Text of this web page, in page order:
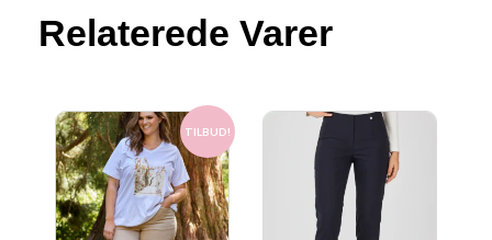
Relaterede Varer
TILBUD!
Den
oprindelige
pris
var:
600.00 kr..
Den
aktuelle
pris
er:
300.00 kr..